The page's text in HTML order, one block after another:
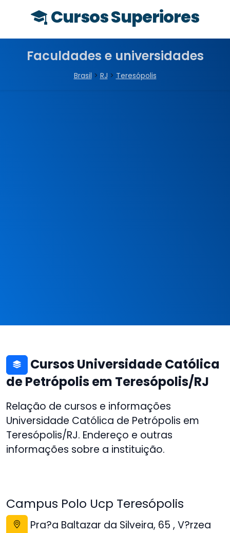
Cursos Superiores
Faculdades e universidades
Brasil > RJ > Teresópolis
Cursos Universidade Católica
de Petrópolis em Teresópolis/RJ
Relação de cursos e informações
Universidade Católica de Petrópolis em
Teresópolis/RJ. Endereço e outras
informações sobre a instituição.
Campus Polo Ucp Teresópolis
Pra?a Baltazar da Silveira, 65 , V?rzea